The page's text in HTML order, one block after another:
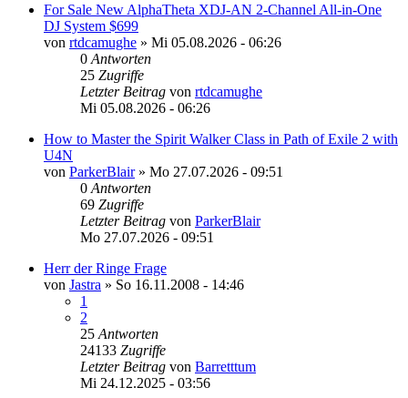
For Sale New AlphaTheta XDJ-AN 2-Channel All-in-One
DJ System $699
von rtdcamughe » Mi 05.08.2026 - 06:26
0 Antworten
25 Zugriffe
Letzter Beitrag von rtdcamughe
Mi 05.08.2026 - 06:26
How to Master the Spirit Walker Class in Path of Exile 2 with
U4N
von ParkerBlair» Mo 27.07.2026 - 09:51
0 Antworten
69 Zugriffe
Letzter Beitrag von ParkerBlair
Mo 27.07.2026 - 09:51
Herr der Ringe Frage
von Jastra » So 16.11.2008 - 14:46
1
2
25 Antworten
24133 Zugriffe
Letzter Beitrag von Barretttum
Mi 24.12.2025 - 03:56